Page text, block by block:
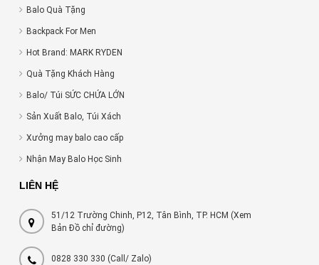
Balo Quà Tặng
Backpack For Men
Hot Brand: MARK RYDEN
Quà Tặng Khách Hàng
Balo/ Túi SỨC CHỨA LỚN
Sản Xuất Balo, Túi Xách
Xưởng may balo cao cấp
Nhận May Balo Học Sinh
LIÊN HỆ
51/12 Trường Chinh, P12, Tân Bình, TP. HCM (Xem
Bản Đồ chỉ đường)
0828 330 330 (Call/ Zalo)